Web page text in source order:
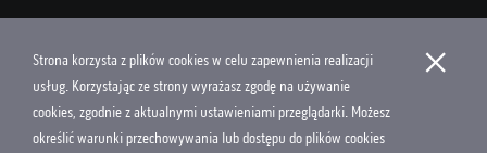
Copyright © 2026 Knock Out Productions
Polityka Cookies
Strona korzysta z plików cookies w celu zapewnienia realizacji
usług. Korzystając ze strony wyrażasz zgodę na używanie
cookies, zgodnie z aktualnymi ustawieniami przeglądarki. Możesz
określić warunki przechowywania lub dostępu do plików cookies
×